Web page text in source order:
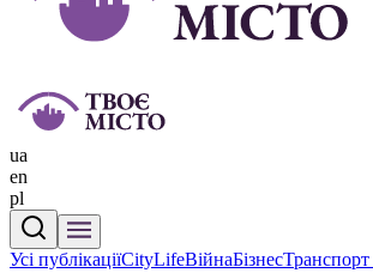
ua
en
pl
Усі публікаціїCityLifeВійнаБізнесТранспорт